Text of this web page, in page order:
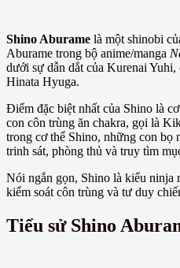
Shino Aburame là một shinobi
Aburame trong bộ anime/manga
dưới sự dẫn dắt của Kurenai
Hinata Hyuga.
Điểm đặc biệt nhất của Shino là
con côn trùng ăn chakra, gọi là
trong cơ thể Shino, những con bọ
trinh sát, phòng thủ và truy tìm
Nói ngắn gọn, Shino là kiểu ninja
kiểm soát côn trùng và tư duy
Tiểu sử Shino